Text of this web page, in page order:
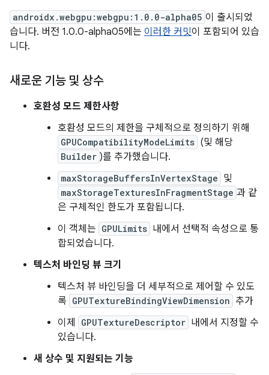
androidx.webgpu:webgpu:1.0.0-alpha05 이 출시되었
습니다. 버전 1.0.0-alpha05에는 이러한 커밋이 포함되어 있습
니다.
새로운 기능 및 상수
호환성 모드 제한사항
호환성 모드의 제한을 구체적으로 정의하기 위해
GPUCompatibilityModeLimits (및 해당
Builder )를 추가했습니다.
maxStorageBuffersInVertexStage 및
maxStorageTexturesInFragmentStage 과 같
은 구체적인 한도가 포함됩니다.
이 객체는 GPULimits 내에서 선택적 속성으로 통
합되었습니다.
텍스처 바인딩 뷰 크기
텍스처 뷰 바인딩을 더 세부적으로 제어할 수 있도
록 GPUTextureBindingViewDimension 추가
이제
GPUTextureDescriptor 내에서 지정할 수
있습니다.
새 상수 및 지원되는 기능